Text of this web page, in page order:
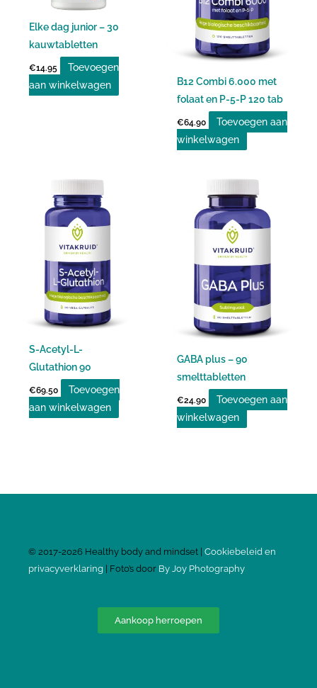
Elke dag junior – 30
kauwtabletten
€14.95
Toevoegen
aan winkelwagen
B12 Combi 6.000 met
folaat en P-5-P 120 tab
€64.90
Toevoegen aan
winkelwagen
S-Acetyl-L-
Glutathion 90
€69.50
Toevoegen
aan winkelwagen
GABA plus – 90
smelttabletten
€24.90
Toevoegen aan
winkelwagen
© 2017-2026 Healthy body and mindset | Cookiebeleid en
privacyverklaring | Foto’s door By Joy Photography
Aankoop herroepen